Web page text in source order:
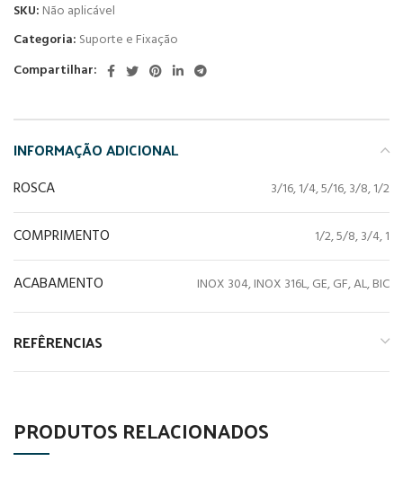
SKU: Não aplicável
Categoria: Suporte e Fixação
Compartilhar:
INFORMAÇÃO ADICIONAL
ROSCA 3/16, 1/4, 5/16, 3/8, 1/2
COMPRIMENTO 1/2, 5/8, 3/4, 1
ACABAMENTO INOX 304, INOX 316L, GE, GF, AL, BIC
REFÊRENCIAS
PRODUTOS RELACIONADOS